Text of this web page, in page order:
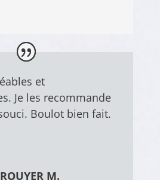
et
Je les recommande
Boulot bien fait.
M.